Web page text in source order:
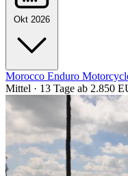
Okt 2026
Morocco Enduro
Mittel · 13 Tage ab 2.850